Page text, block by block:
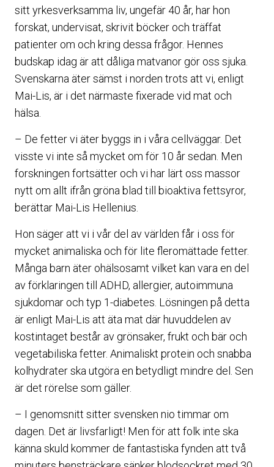
sitt yrkesverksamma liv, ungefär 40 år, har hon
forskat, undervisat, skrivit böcker och träffat
patienter om och kring dessa frågor. Hennes
budskap idag är att dåliga matvanor gör oss sjuka.
Svenskarna äter sämst i norden trots att vi, enligt
Mai-Lis, är i det närmaste fixerade vid mat och
hälsa.
– De fetter vi äter byggs in i våra cellväggar. Det
visste vi inte så mycket om för 10 år sedan. Men
forskningen fortsätter och vi har lärt oss massor
nytt om allt ifrån gröna blad till bioaktiva fettsyror,
berättar Mai-Lis Hellenius.
Hon säger att vi i vår del av världen får i oss för
mycket animaliska och för lite fleromättade fetter.
Många barn äter ohälsosamt vilket kan vara en del
av förklaringen till ADHD, allergier, autoimmuna
sjukdomar och typ 1-diabetes. Lösningen på detta
är enligt Mai-Lis att äta mat där huvuddelen av
kostintaget består av grönsaker, frukt och bär och
vegetabiliska fetter. Animaliskt protein och snabba
kolhydrater ska utgöra en betydligt mindre del. Sen
är det rörelse som gäller.
– I genomsnitt sitter svensken nio timmar om
dagen. Det är livsfarligt! Men för att folk inte ska
känna skuld kommer de fantastiska fynden att två